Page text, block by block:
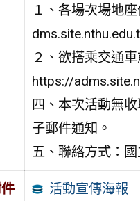
１、各場次場地
２、欲搭乘交通
https://
四、本次活動無
子郵件通知。
五、聯絡方式：
活動宣傳海報